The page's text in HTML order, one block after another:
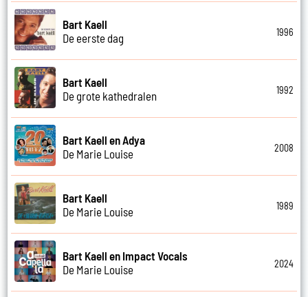
Bart Kaell
De eerste dag
1996
Bart Kaell
De grote kathedralen
1992
Bart Kaell en Adya
De Marie Louise
2008
Bart Kaell
De Marie Louise
1989
Bart Kaell en Impact Vocals
De Marie Louise
2024